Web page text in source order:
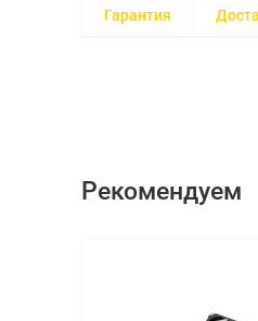
Гарантия
Рекомендуем